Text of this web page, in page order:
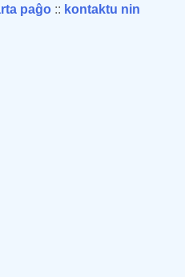
paĝo :: kontaktu nin